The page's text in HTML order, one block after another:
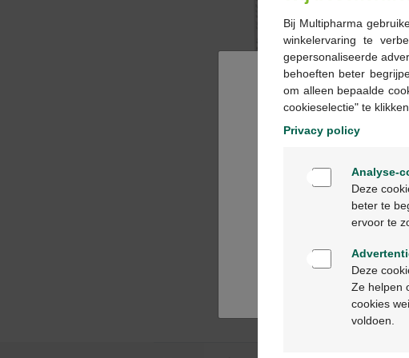
Bij Multipharma
winkelervaring te
gepersonaliseerde
behoeften beter
om alleen bepaalde
cookieselectie" te
Privacy policy
Analyse-
Deze
beter te
ervoor te
Deze
Ze helpen
cookies
voldoen.